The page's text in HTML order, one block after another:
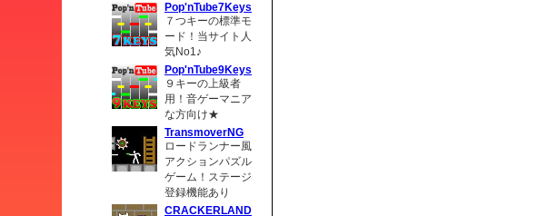
Pop'nTube7Keys
７つキーの標準モ
ード！当サイト人
気No1♪
Pop'nTube9Keys
９キーの上級者
用！音ゲーマニア
な方向け★
TransmoverNG
ロードランナー風
アクションパズル
ゲーム！ステージ
登録機能あり
CRACKERLAND